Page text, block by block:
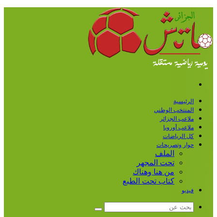
الرئيسية
المنتخب الوطني
ملاعب الجزائر
ملاعب أوروبا
كل الرياضات
حوار وتصريحات
الملف
تحت المجهر
من هنا وهناك
كتاب تحت الطبع
فيديو
بحث